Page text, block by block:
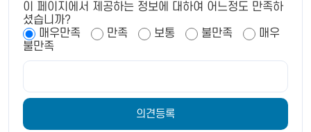
이 페이지에서 제공하는 정보에 대하여 어느정도 만족하
셨습니까?
매우만족
만족 보통 불만족
매우
불만족